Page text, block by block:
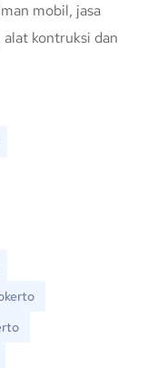
mobil, jasa
kontruksi dan